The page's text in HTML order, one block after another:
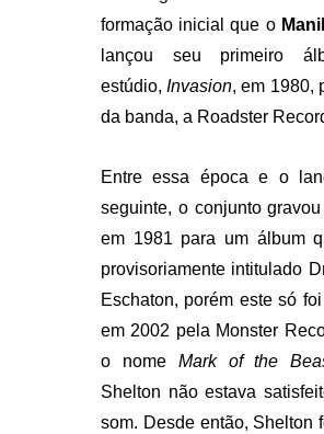
formação inicial que o
lançou seu primeiro
estúdio,Invasion, em 1980,
da banda, a Roadster
Entre essa época e o
seguinte, o conjunto gravou
em 1981 para um álbum
provisoriamente intitulado
Eschaton, porém este só
em 2002 pela Monster
o nome Mark of the
Shelton não estava
som. Desde então, Shelton